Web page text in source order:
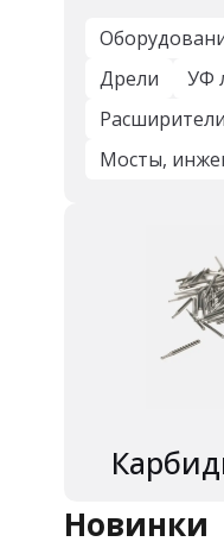
Дрели
УФ
Мосты,
Новинки